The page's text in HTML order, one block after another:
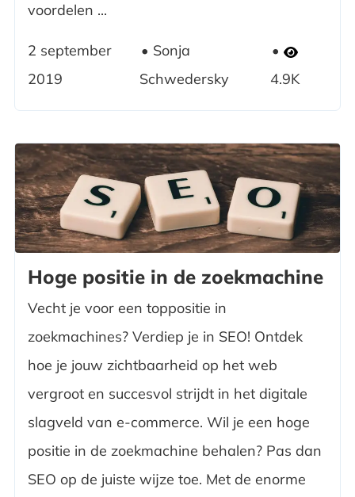
voordelen ...
2 september
2019
Sonja
Schwedersky
4.9K
Hoge positie in de zoekmachine
Vecht je voor een toppositie in
zoekmachines? Verdiep je in SEO! Ontdek
hoe je jouw zichtbaarheid op het web
vergroot en succesvol strijdt in het digitale
slagveld van e-commerce. Wil je een hoge
positie in de zoekmachine behalen? Pas dan
SEO op de juiste wijze toe. Met de enorme